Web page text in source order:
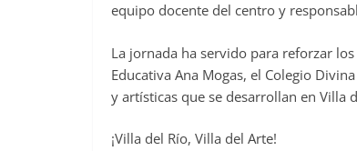
equipo docente del centro y
La jornada ha servido para reforzar
Educativa Ana Mogas, el Colegio
y artísticas que se desarrollan en Villa
¡Villa del Río, Villa del Arte!